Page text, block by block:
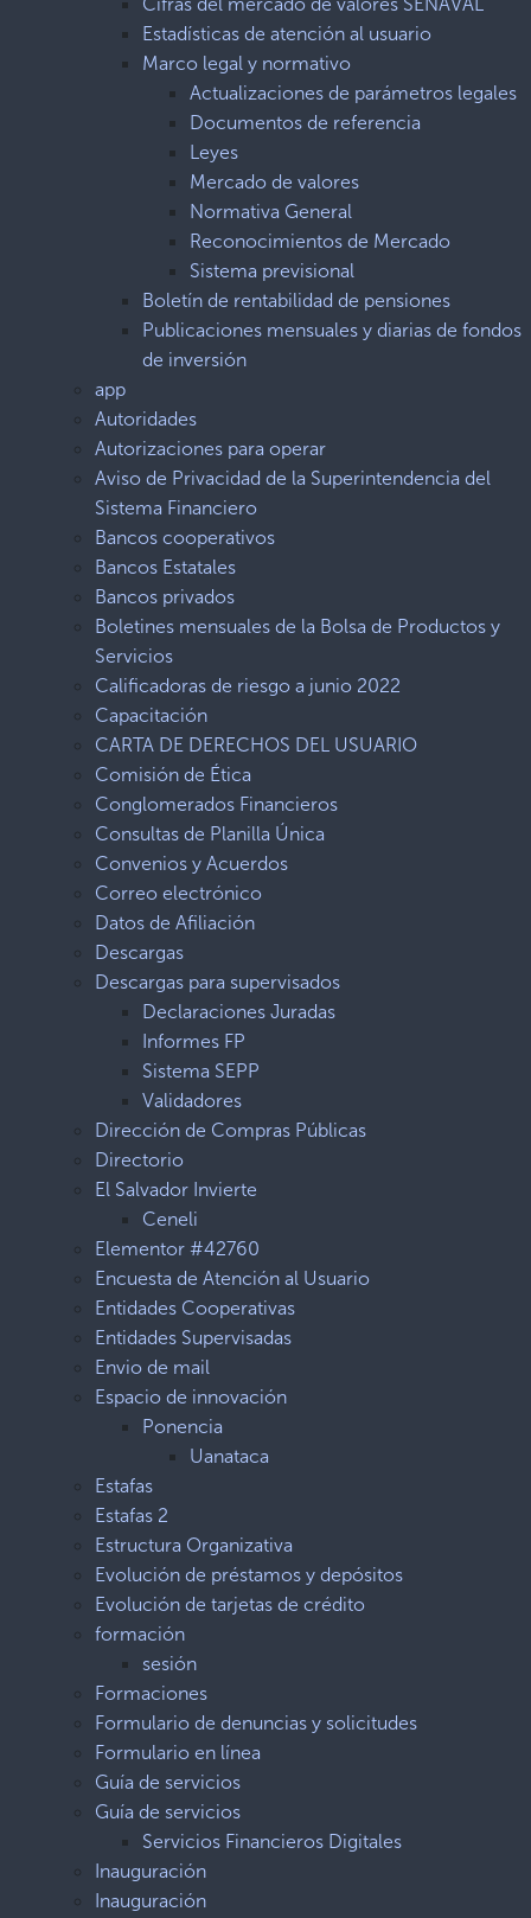
Estadísticas de atención al usuario
Marco legal y normativo
Actualizaciones de parámetros legales
Documentos de referencia
Leyes
Mercado de valores
Normativa General
Reconocimientos de Mercado
Sistema previsional
Boletín de rentabilidad de pensiones
Publicaciones mensuales y diarias de fondos
de inversión
app
Autoridades
Autorizaciones para operar
Aviso de Privacidad de la Superintendencia del
Sistema Financiero
Bancos cooperativos
Bancos Estatales
Bancos privados
Boletines mensuales de la Bolsa de Productos y
Servicios
Calificadoras de riesgo a junio 2022
Capacitación
CARTA DE DERECHOS DEL USUARIO
Comisión de Ética
Conglomerados Financieros
Consultas de Planilla Única
Convenios y Acuerdos
Correo electrónico
Datos de Afiliación
Descargas
Descargas para supervisados
Declaraciones Juradas
Informes FP
Sistema SEPP
Validadores
Dirección de Compras Públicas
Directorio
El Salvador Invierte
Ceneli
Elementor #42760
Encuesta de Atención al Usuario
Entidades Cooperativas
Entidades Supervisadas
Envio de mail
Espacio de innovación
Ponencia
Uanataca
Estafas
Estafas 2
Estructura Organizativa
Evolución de préstamos y depósitos
Evolución de tarjetas de crédito
formación
sesión
Formaciones
Formulario de denuncias y solicitudes
Formulario en línea
Guía de servicios
Guía de servicios
Servicios Financieros Digitales
Inauguración
Inauguración